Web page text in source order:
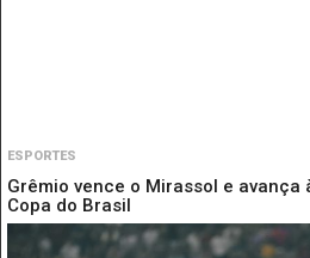
ESPORTES
Grêmio vence o Mirassol e avança
Copa do Brasil